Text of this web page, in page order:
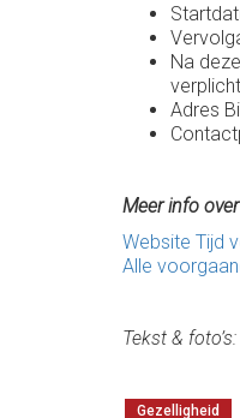
Na
Adres
Meer info
Website Tijd
Alle
Tekst &
Gezelligheid